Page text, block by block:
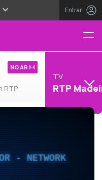
Entrar
RTP
NO AR
TV
RTP
- NETWORK